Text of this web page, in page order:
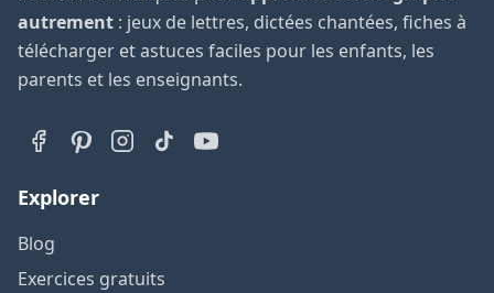
autrement : jeux de lettres, dictées chantées, fiches à
télécharger et astuces faciles pour les enfants, les
parents et les enseignants.
Explorer
Blog
Exercices gratuits